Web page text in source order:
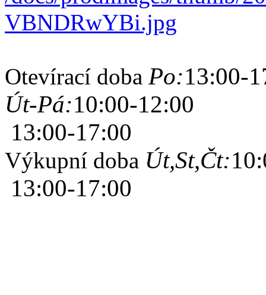
Otevírací doba Po:13:00-
Út-Pá:10:00-12:00
13:00-17:00
Výkupní doba Út,St,Čt:
13:00-17:00